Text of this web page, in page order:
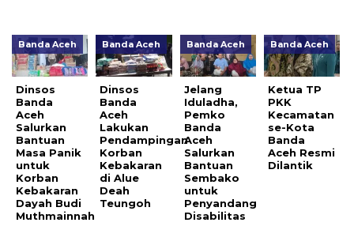
Banda Aceh
Dinsos
Banda
Aceh
Salurkan
Bantuan
Masa Panik
untuk
Korban
Kebakaran
Dayah Budi
Muthmainnah
Banda Aceh
Dinsos
Banda
Aceh
Lakukan
Pendampingan
Korban
Kebakaran
di Alue
Deah
Teungoh
Banda Aceh
Jelang
Iduladha,
Pemko
Banda
Aceh
Salurkan
Bantuan
Sembako
untuk
Penyandang
Disabilitas
Banda Aceh
Ketua TP
PKK
Kecamatan
se-Kota
Banda
Aceh Resmi
Dilantik